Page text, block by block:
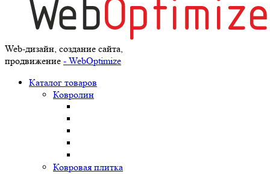
Web-дизайн, создание сайта,
продвижение - WebOptimize
Каталог товаров
Ковролин
Ковровая плитка